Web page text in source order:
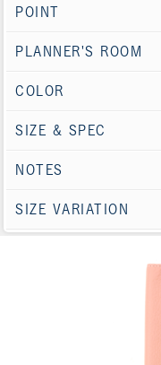
POINT
PLANNER'S ROOM
COLOR
SIZE & SPEC
NOTES
SIZE VARIATION